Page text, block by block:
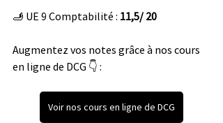
🫸 UE 9 Comptabilité : 11,5/ 20
Augmentez vos notes grâce à nos cours
en ligne de DCG 👇 :
Voir nos cours en ligne de DCG